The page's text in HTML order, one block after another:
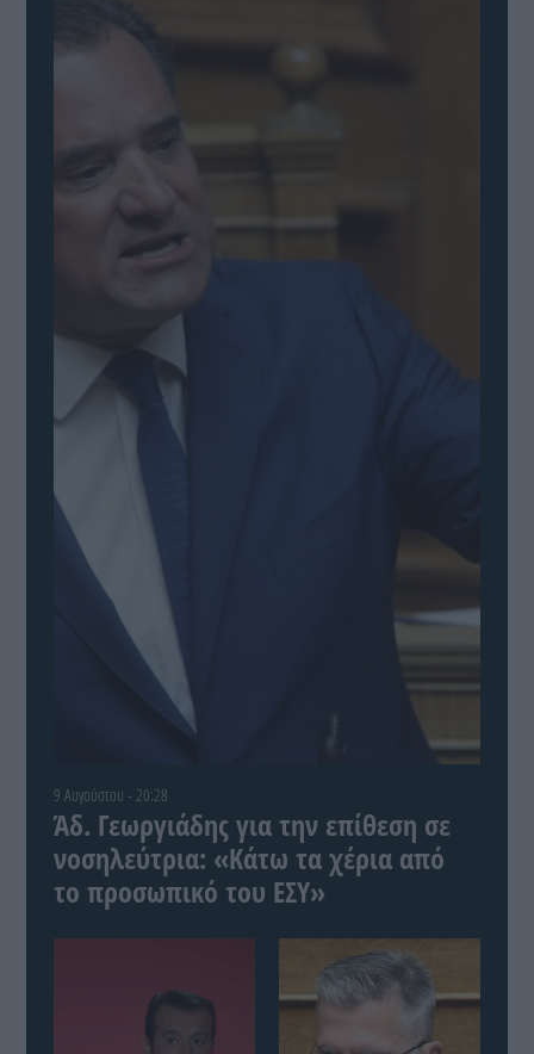
9 Αυγούστου - 20:28
Άδ. Γεωργιάδης για την επίθεση σε
νοσηλεύτρια: «Κάτω τα χέρια από
το προσωπικό του ΕΣΥ»